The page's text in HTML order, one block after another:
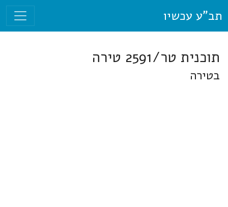
תב"ע עכשיו
תוכנית טר/2591 טירה
בטירה